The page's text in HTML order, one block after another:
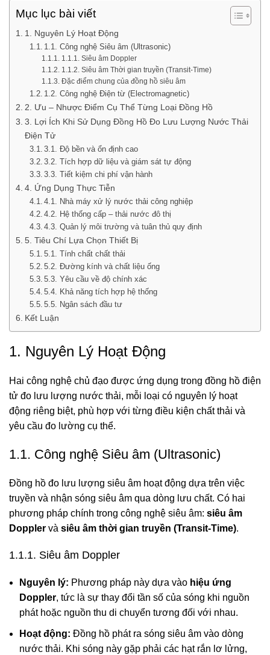
Mục lục bài viết
1. Nguyên Lý Hoạt Động
1.1. Công nghệ Siêu âm (Ultrasonic)
1.1.1. Siêu âm Doppler
1.1.2. Siêu âm Thời gian truyền (Transit-Time)
Đặc điểm chung của đồng hồ siêu âm
1.2. Công nghệ Điện từ (Electromagnetic)
2. Ưu – Nhược Điểm Cụ Thể Từng Loại Đồng Hồ
3. Lợi Ích Khi Sử Dụng Đồng Hồ Đo Lưu Lượng Nước Thải
Điện Tử
3.1. Độ bền và ổn định cao
3.2. Tích hợp dữ liệu và giám sát tự động
3.3. Tiết kiệm chi phí vận hành
4. Ứng Dụng Thực Tiễn
4.1. Nhà máy xử lý nước thải công nghiệp
4.2. Hệ thống cấp – thải nước đô thị
4.3. Quản lý môi trường và tuân thủ quy định
5. Tiêu Chí Lựa Chọn Thiết Bị
5.1. Tính chất chất thải
5.2. Đường kính và chất liệu ống
5.3. Yêu cầu về độ chính xác
5.4. Khả năng tích hợp hệ thống
5.5. Ngân sách đầu tư
Kết Luận
1. Nguyên Lý Hoạt Động
Hai công nghệ chủ đạo được ứng dụng trong đồng hồ điện
tử đo lưu lượng nước thải, mỗi loại có nguyên lý hoạt
động riêng biệt, phù hợp với từng điều kiện chất thải và
yêu cầu đo lường cụ thể.
1.1. Công nghệ Siêu âm (Ultrasonic)
Đồng hồ đo lưu lượng siêu âm hoạt động dựa trên việc
truyền và nhận sóng siêu âm qua dòng lưu chất. Có hai
phương pháp chính trong công nghệ siêu âm: siêu âm
Doppler và siêu âm thời gian truyền (Transit-Time).
1.1.1. Siêu âm Doppler
Nguyên lý: Phương pháp này dựa vào hiệu ứng
Doppler, tức là sự thay đổi tần số của sóng khi nguồn
phát hoặc nguồn thu di chuyển tương đối với nhau.
Hoạt động: Đồng hồ phát ra sóng siêu âm vào dòng
nước thải. Khi sóng này gặp phải các hạt rắn lơ lửng,